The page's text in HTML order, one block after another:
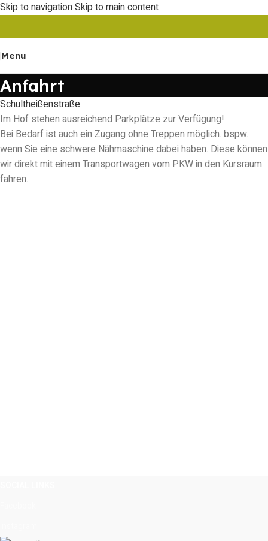
Skip to navigationSkip to main content
Menu
Anfahrt
Schultheißenstraße
Im Hof stehen ausreichend Parkplätze zur Verfügung!
Bei Bedarf ist auch ein Zugang ohne Treppen möglich. bspw.
wenn Sie eine schwere Nähmaschine dabei haben. Diese können
wir direkt mit einem Transportwagen vom PKW in den Kursraum
fahren.